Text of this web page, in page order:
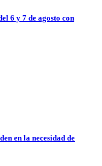
6 y 7 de agosto con
en la necesidad de